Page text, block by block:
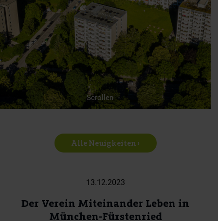
Scrollen
Alle Neuigkeiten ›
13.12.2023
Der Verein Miteinander Leben in
München-Fürstenried